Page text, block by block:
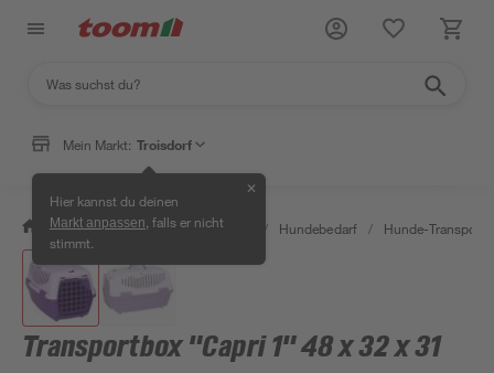
Mein Markt: Troisdorf
Hier kannst du deinen
Markt anpassen , falls er nicht
stimmt.
✕
/ Garten & Freizeit / Tierbedarf / Hundebedarf / Hunde-Transport
Transportbox "Capri 1" 48 x 32 x 31